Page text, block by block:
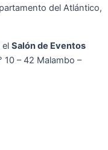
del Atlántico,
el Salón de Eventos
10 – 42 Malambo –